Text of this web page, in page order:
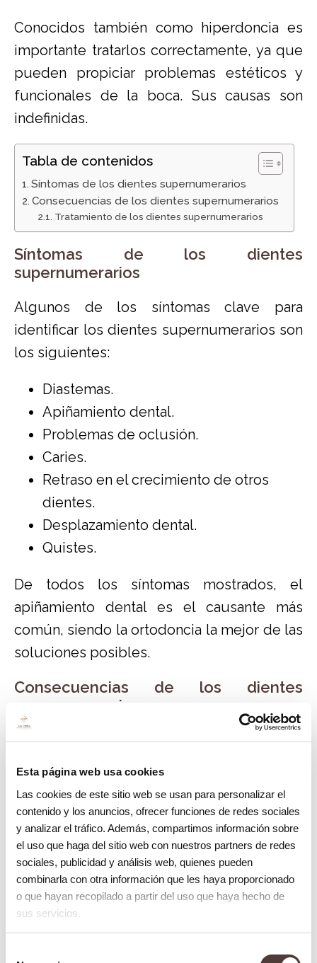
Esta página web usa cookies
Las cookies de este sitio web se usan para personalizar el
contenido y los anuncios, ofrecer funciones de redes sociales
y analizar el tráfico. Además, compartimos información sobre
el uso que haga del sitio web con nuestros partners de redes
sociales, publicidad y análisis web, quienes pueden
combinarla con otra información que les haya proporcionado
o que hayan recopilado a partir del uso que haya hecho de
sus servicios.
Conocidos también como hiperdoncia es
importante tratarlos correctamente, ya que
pueden propiciar problemas estéticos y
funcionales de la boca. Sus causas son
indefinidas.
Tabla de contenidos
Síntomas de los dientes supernumerarios
Consecuencias de los dientes supernumerarios
Tratamiento de los dientes supernumerarios
Síntomas de los dientes
supernumerarios
Algunos de los síntomas clave para
identificar los dientes supernumerarios son
los siguientes:
Diastemas.
Apiñamiento dental.
Problemas de oclusión.
Caries.
Retraso en el crecimiento de otros
dientes.
Desplazamiento dental.
Quistes.
De todos los síntomas mostrados, el
apiñamiento dental es el causante más
común, siendo la ortodoncia la mejor de las
soluciones posibles.
Consecuencias de los dientes
supernumerarios
Los dientes de más pueden producir
problemas de envergadura en el desarrollo
algunos de los problemas más comunes:
Bloqueo de la salida de los dientes
permanentes.
Deformación de la mordida y
dificultades al comer.
Malposición por rotaciones,
desplazamientos o giros.